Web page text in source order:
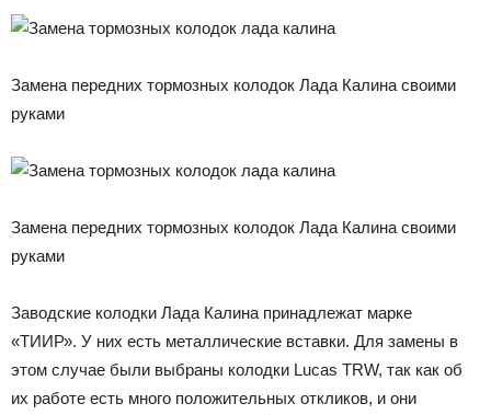
Замена передних тормозных колодок Лада Калина своими
руками
Замена передних тормозных колодок Лада Калина своими
руками
Заводские колодки Лада Калина принадлежат марке
«ТИИР». У них есть металлические вставки. Для замены в
этом случае были выбраны колодки Lucas TRW, так как об
их работе есть много положительных откликов, и они